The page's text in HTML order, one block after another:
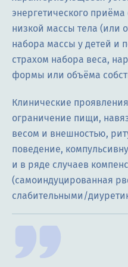
энергетического
низкой массы тела (или
набора массы у детей и
страхом набора веса,
формы или объёма
Клинические
ограничение пищи,
весом и внешностью,
поведение,
и в ряде случаев
(самоиндуцированная
слабительными/